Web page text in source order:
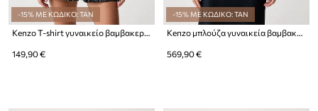
-15% ΜΕ ΚΩΔΙΚΟ: TAN
149,90 €
-15% ΜΕ ΚΩΔΙΚΟ: TAN
569,90 €